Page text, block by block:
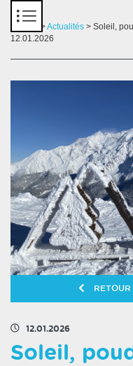
>Actualités > Soleil,
12.01.2026
12.01.2026
Soleil,